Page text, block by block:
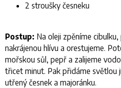
2 stroušky česneku
Postup: Na oleji zpěníme
nakrájenou hlívu a orestujeme.
mořskou sůl, pepř a zalijeme
třicet minut. Pak přidáme světlou
utřený česnek a majoránku.